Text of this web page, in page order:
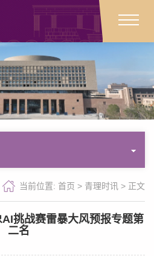
当前位置: 首页 > 青理时讯 > 正文
挑战赛雷暴大风预报专题第
二名